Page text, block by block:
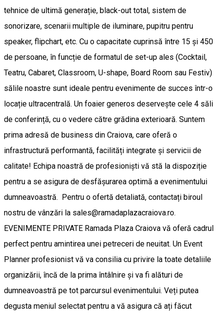
tehnice de ultimă generație, black-out total, sistem de
sonorizare, scenarii multiple de iluminare, pupitru pentru
speaker, flipchart, etc. Cu o capacitate cuprinsă între 15 și 450
de persoane, în funcție de formatul de set-up ales (Cocktail,
Teatru, Cabaret, Classroom, U-shape, Board Room sau Festiv)
sălile noastre sunt ideale pentru evenimente de succes într-o
locație ultracentrală. Un foaier generos deservește cele 4 săli
de conferință, cu o vedere către grădina exterioară. Suntem
prima adresă de business din Craiova, care oferă o
infrastructură performantă, facilități integrate și servicii de
calitate! Echipa noastră de profesioniști vă stă la dispoziție
pentru a se asigura de desfășurarea optimă a evenimentului
dumneavoastră. Pentru o ofertă detaliată, contactați biroul
nostru de vânzări la sales@ramadaplazacraiova.ro.
EVENIMENTE PRIVATE Ramada Plaza Craiova vă oferă cadrul
perfect pentru amintirea unei petreceri de neuitat. Un Event
Planner profesionist vă va consilia cu privire la toate detaliile
organizării, încă de la prima întâlnire și va fi alături de
dumneavoastră pe tot parcursul evenimentului. Veți putea
degusta meniul selectat pentru a vă asigura că ați făcut